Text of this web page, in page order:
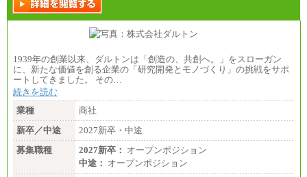
1939年の創業以来、ダルトンは「創造の、共創へ。」をスローガン
に、新たな価値を創る企業の「研究開発とモノづくり」の挑戦をサポ
ートしてきました。 その…
続きを読む
業種
商社
新卒／中途
2027新卒・中途
募集職種
2027新卒： オープンポジション
中途： オープンポジション